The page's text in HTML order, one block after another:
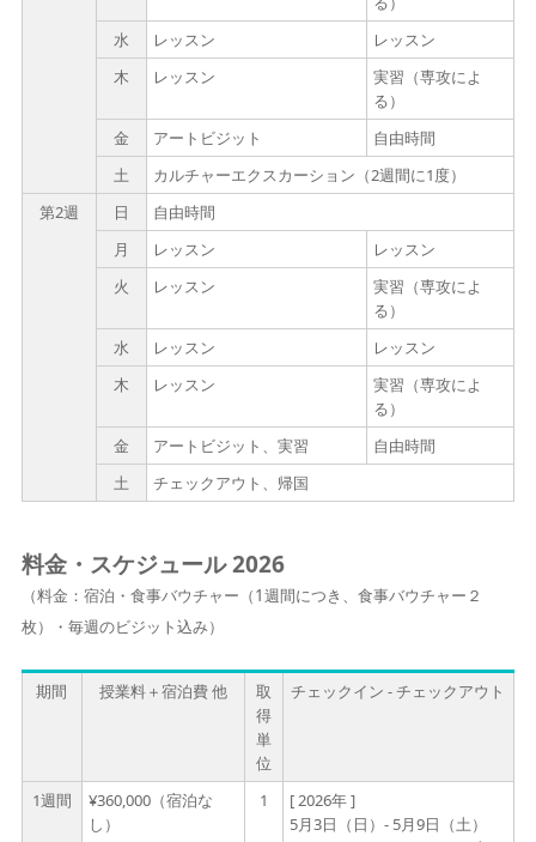
水
レッスン
レッスン
木
レッスン
実習（専攻によ
る）
金
アートビジット
自由時間
土
カルチャーエクスカーション（2週間に1度）
第2週
日
自由時間
月
レッスン
レッスン
火
レッスン
実習（専攻によ
る）
水
レッスン
レッスン
木
レッスン
実習（専攻によ
る）
金
アートビジット、実習
自由時間
土
チェックアウト、帰国
料金・スケジュール 2026
（料金：宿泊・食事バウチャー（1週間につき、食事バウチャー２
枚）・毎週のビジット込み）
期間 授業料＋宿泊費 他
取
得
単
位
チェックイン - チェックアウト
1週間
¥360,000（宿泊な
し）
1
[ 2026年 ]
5月3日（日）- 5月9日（土）